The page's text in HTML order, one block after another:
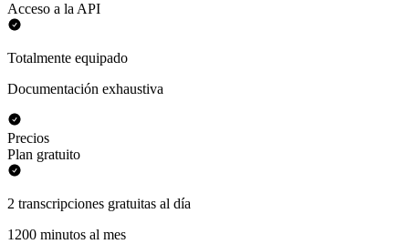
Acceso a la API
Totalmente equipado
Documentación exhaustiva
Precios
Plan gratuito
2 transcripciones gratuitas al día
1200 minutos al mes